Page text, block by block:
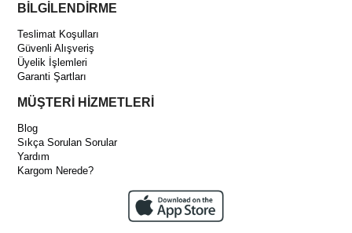
BİLGİLENDİRME
Teslimat Koşulları
Güvenli Alışveriş
Üyelik İşlemleri
Garanti Şartları
MÜŞTERİ HİZMETLERİ
Blog
Sıkça Sorulan Sorular
Yardım
Kargom Nerede?